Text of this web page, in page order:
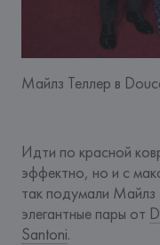
Майлз Теллер в
Идти по красной
эффектно, но и с
так подумали
элегантные пары от
Santoni.